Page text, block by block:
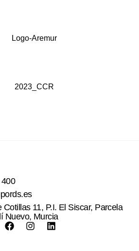
Cotillas 11, P.I. El Siscar, Parcela
Nuevo, Murcia